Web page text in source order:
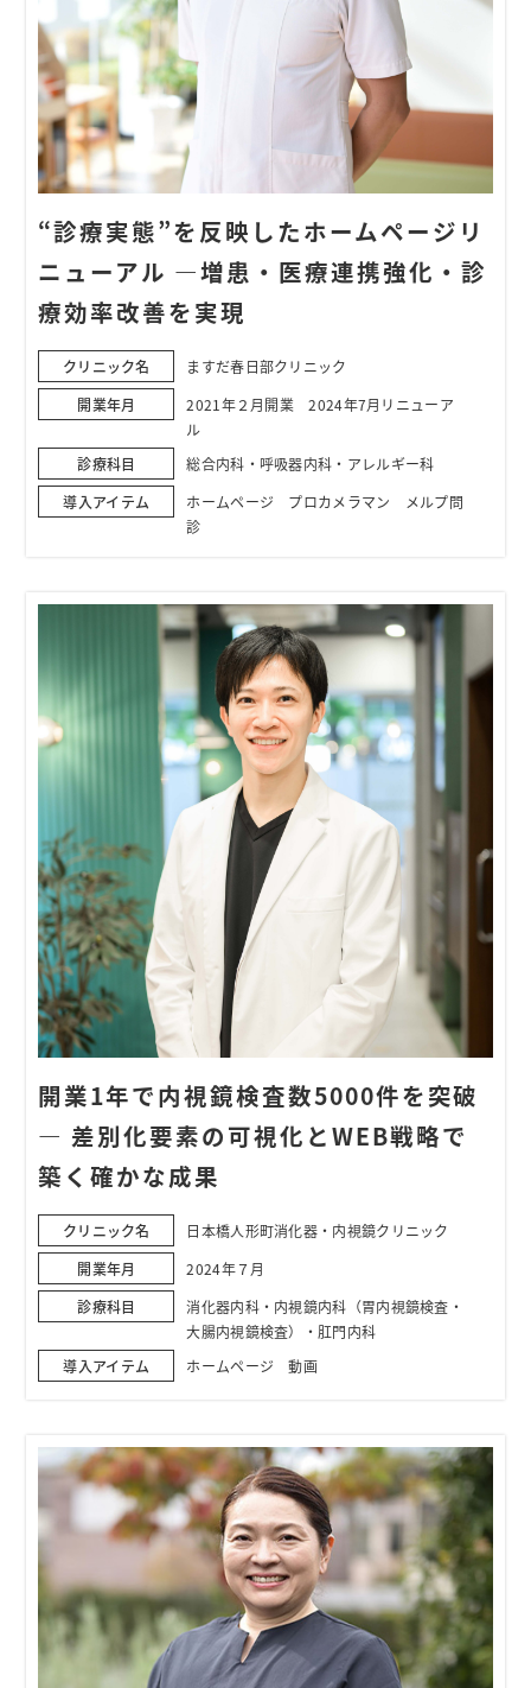
“診療実態”を反映したホームページリ
ニューアル ―増患・医療連携強化・診
療効率改善を実現
クリニック名
ますだ春日部クリニック
開業年月
2021年２月開業 2024年7月リニューア
ル
診療科目
総合内科・呼吸器内科・アレルギー科
導入アイテム
ホームページ プロカメラマン メルプ問
診
開業1年で内視鏡検査数5000件を突破
― 差別化要素の可視化とWEB戦略で
築く確かな成果
クリニック名
日本橋人形町消化器・内視鏡クリニック
開業年月
2024年７月
診療科目
消化器内科・内視鏡内科（胃内視鏡検査・
大腸内視鏡検査）・肛門内科
導入アイテム
ホームページ 動画